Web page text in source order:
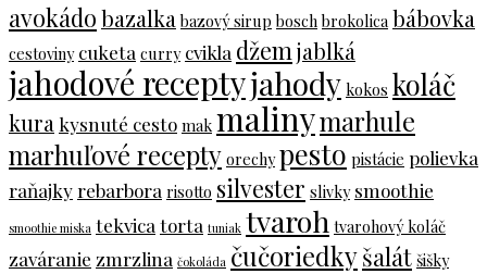
avokádobazalka bazový sirup bosch brokolica bábovka
cestoviny cuketa curry cvikla džem jablká
jahodové receptyjahody kokos koláč
kura kysnuté cesto mak malinymarhule
marhuľové recepty orechy pesto pistácie polievka
raňajkyrebarbora risotto silvester slivky smoothie
smoothie miska tekvica torta tuniak tvaroh tvarohový koláč
zaváranie zmrzlina čokoláda čučoriedkyšalát šišky